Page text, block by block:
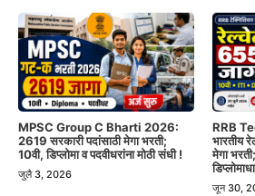
MPSC Group C Bharti 2026:
2619 सरकारी पदांसाठी मेगा भरती;
10वी, डिप्लोमा व पदवीधरांना मोठी संधी !
जुलै 3, 2026
RRB
भारतीय
मेगा
जून 30,